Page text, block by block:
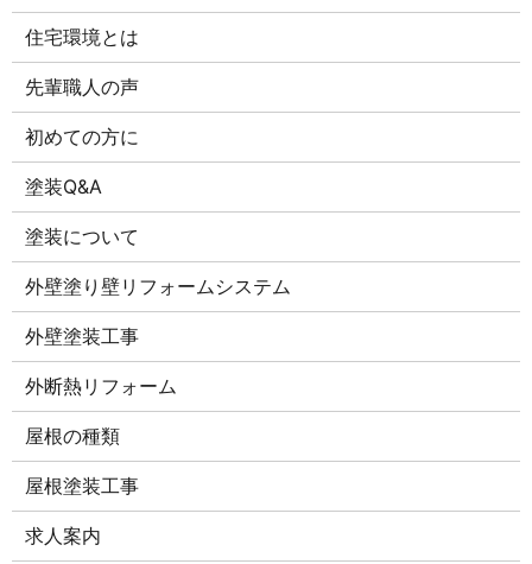
住宅環境とは
先輩職人の声
初めての方に
塗装Q&A
塗装について
外壁塗り壁リフォームシステム
外壁塗装工事
外断熱リフォーム
屋根の種類
屋根塗装工事
求人案内